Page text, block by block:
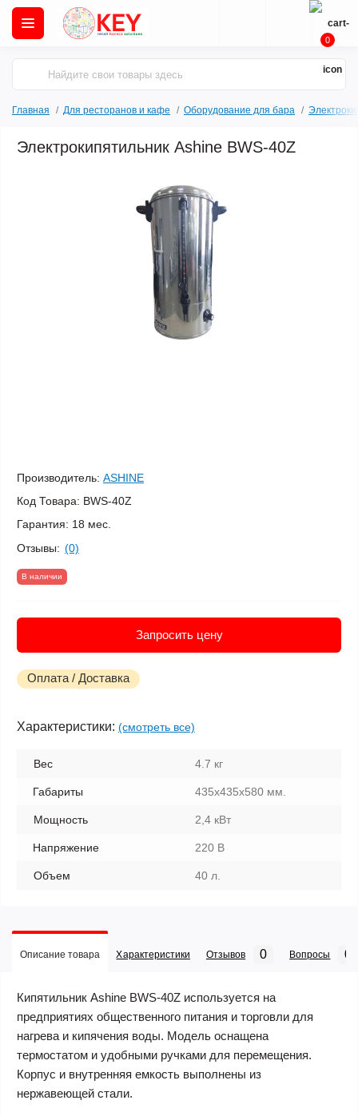
0
Главная Для ресторанов и кафе Оборудование для бара
Электрокипятильник Ashine BWS-40Z
Производитель: ASHINE
Код Товара: BWS-40Z
Гарантия: 18 мес.
Отзывы: (0)
В наличии
Запросить цену
Оплата / Доставка
Характеристики: (смотреть все)
Вес 4.7 кг
Габариты 435х435х580 мм.
Мощность 2,4 кВт
Напряжение 220 В
Объем 40 л.
Описание товара Характеристики Отзывов 0 Вопросы 0
Кипятильник Ashine BWS-40Z используется на
предприятиях общественного питания и торговли для
нагрева и кипячения воды. Модель оснащена
термостатом и удобными ручками для перемещения.
Корпус и внутренняя емкость выполнены из
нержавеющей стали.